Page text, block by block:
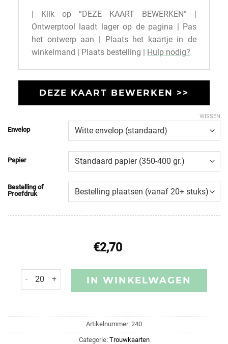
| Klik op “DEZE KAART BEWERKEN” |
Ontwerptool laadt lager op de pagina | Pas
het ontwerp aan | Plaats het kaartje in de
winkelmand | Plaats bestelling |
Hulp nodig?
DEZE KAART BEWERKEN >>
Envelop
Papier
Bestelling of
Proefdruk
WISSEN
€2,70
IN WINKELWAGEN
Artikelnummer: 240
Categorie: Trouwkaarten